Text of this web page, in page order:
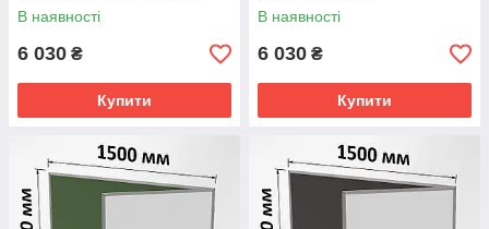
В наявності
6 030 ₴
Купити
В наявності
6 030 ₴
Купити